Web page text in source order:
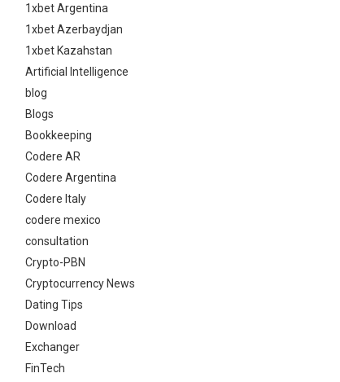
1xbet Argentina
1xbet Azerbaydjan
1xbet Kazahstan
Artificial Intelligence
blog
Blogs
Bookkeeping
Codere AR
Codere Argentina
Codere Italy
codere mexico
consultation
Crypto-PBN
Cryptocurrency News
Dating Tips
Download
Exchanger
FinTech